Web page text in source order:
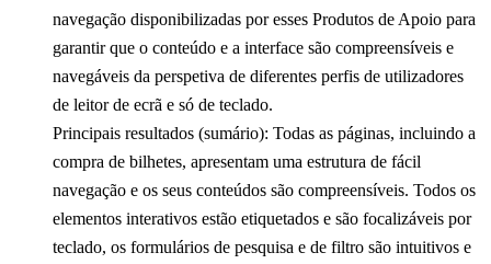
navegação disponibilizadas por esses Produtos de Apoio para
garantir que o conteúdo e a interface são compreensíveis e
navegáveis da perspetiva de diferentes perfis de utilizadores
de leitor de ecrã e só de teclado.
Principais resultados (sumário): Todas as páginas, incluindo a
compra de bilhetes, apresentam uma estrutura de fácil
navegação e os seus conteúdos são compreensíveis. Todos os
elementos interativos estão etiquetados e são focalizáveis por
teclado, os formulários de pesquisa e de filtro são intuitivos e